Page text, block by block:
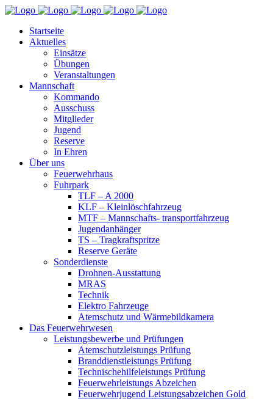
Startseite
Aktuelles
Einsätze
Übungen
Veranstaltungen
Mannschaft
Kommando
Ausschuss
Mitglieder
Jugend
Reserve
In Ehren
Über uns
Feuerwehrhaus
Fuhrpark
TLF – A 2000
KLF – Kleinlöschfahrzeug
MTF – Mannschafts- transportfahrzeug
Jugendanhänger
TS – Tragkraftspritze
Reserve Geräte
Sonderdienste
Drohnen-Ausstattung
MRAS
Technik
Elektro Fahrzeuge
Atemschutz und Wärmebildkamera
Das Feuerwehrwesen
Leistungsbewerbe und Prüfungen
Atemschutzleistungs Prüfung
Branddienstleistungs Prüfung
Technischehilfeleistungs Prüfung
Feuerwehrleistungs Abzeichen
Feuerwehrjugend Leistungsabzeichen Gold